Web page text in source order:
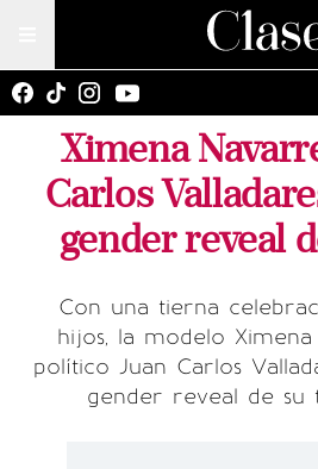
Ximena
Carlos
gender reveal
Con una tierna
hijos, la modelo
político Juan Carlos
gender reveal de su